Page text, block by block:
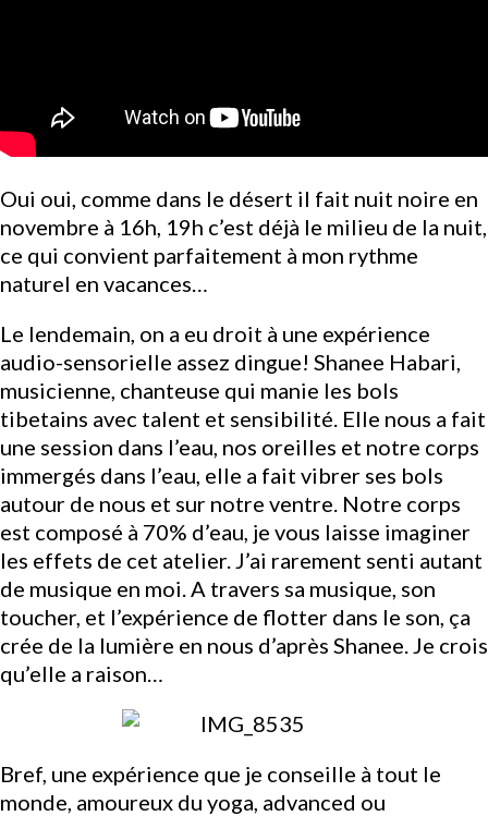
Oui oui, comme dans le désert il fait nuit noire en
novembre à 16h, 19h c’est déjà le milieu de la nuit,
ce qui convient parfaitement à mon rythme
naturel en vacances…
Le lendemain, on a eu droit à une expérience
audio-sensorielle assez dingue! Shanee Habari,
musicienne, chanteuse qui manie les bols
tibetains avec talent et sensibilité. Elle nous a fait
une session dans l’eau, nos oreilles et notre corps
immergés dans l’eau, elle a fait vibrer ses bols
autour de nous et sur notre ventre. Notre corps
est composé à 70% d’eau, je vous laisse imaginer
les effets de cet atelier. J’ai rarement senti autant
de musique en moi. A travers sa musique, son
toucher, et l’expérience de flotter dans le son, ça
crée de la lumière en nous d’après Shanee. Je crois
qu’elle a raison…
Bref, une expérience que je conseille à tout le
monde, amoureux du yoga, advanced ou